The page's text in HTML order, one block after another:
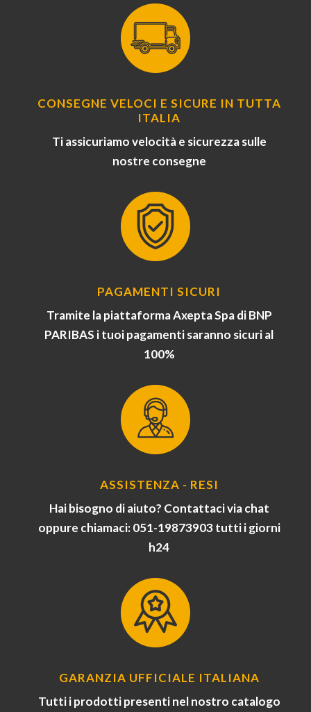
CONSEGNE VELOCI E SICURE IN TUTTA
ITALIA
Ti assicuriamo velocità e sicurezza sulle
nostre consegne
PAGAMENTI SICURI
Tramite la piattaforma Axepta Spa di BNP
PARIBAS i tuoi pagamenti saranno sicuri al
100%
ASSISTENZA - RESI
Hai bisogno di aiuto? Contattaci via chat
oppure chiamaci: 051-19873903 tutti i giorni
h24
GARANZIA UFFICIALE ITALIANA
Tutti i prodotti presenti nel nostro catalogo